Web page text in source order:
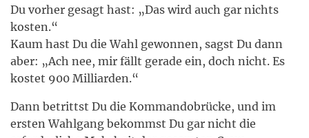
Du vorher gesagt hast: „Das wird auch gar nichts
kosten.“
Kaum hast Du die Wahl gewonnen, sagst Du dann
aber: „Ach nee, mir fällt gerade ein, doch nicht. Es
kostet 900 Milliarden.“
Dann betrittst Du die Kommandobrücke, und im
ersten Wahlgang bekommst Du gar nicht die